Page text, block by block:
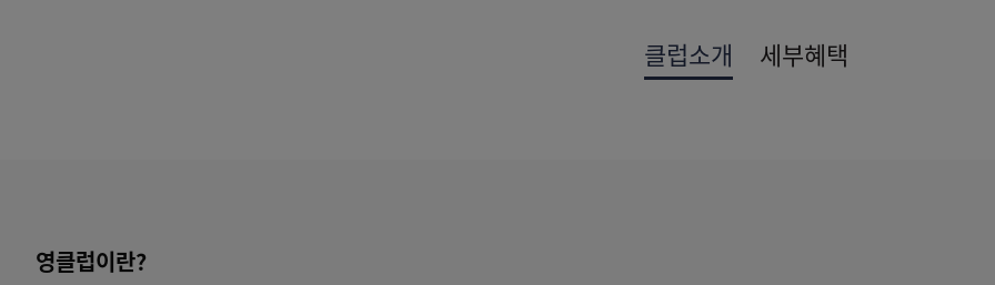
클럽소개 세부혜택
영클럽이란?